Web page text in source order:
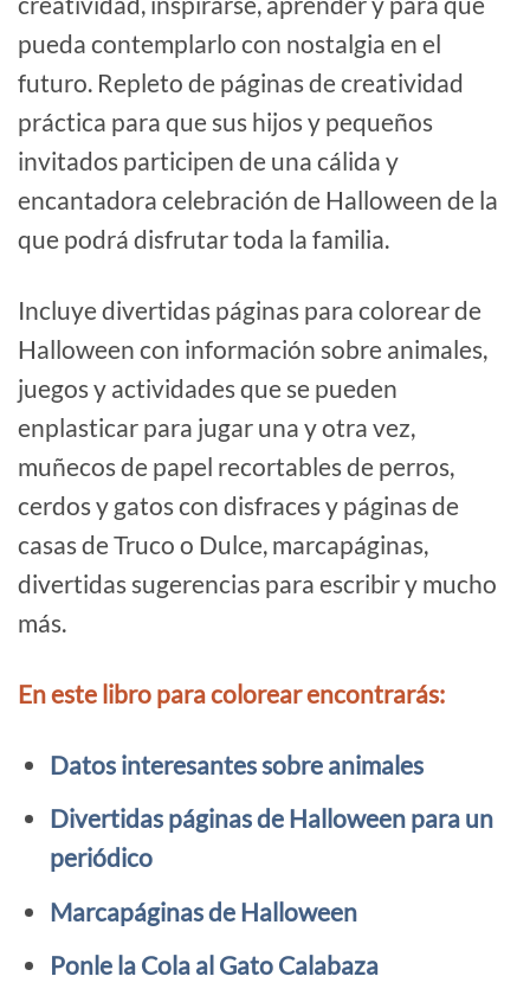
pueda contemplarlo con nostalgia en el
futuro. Repleto de páginas de creatividad
práctica para que sus hijos y pequeños
invitados participen de una cálida y
encantadora celebración de Halloween de la
que podrá disfrutar toda la familia.
Incluye divertidas páginas para colorear de
Halloween con información sobre animales,
juegos y actividades que se pueden
enplasticar para jugar una y otra vez,
muñecos de papel recortables de perros,
cerdos y gatos con disfraces y páginas de
casas de Truco o Dulce, marcapáginas,
divertidas sugerencias para escribir y mucho
más.
En este libro para colorear encontrarás:
Datos interesantes sobre animales
Divertidas páginas de Halloween para un
periódico
Marcapáginas de Halloween
Ponle la Cola al Gato Calabaza